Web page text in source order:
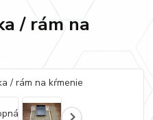
/ rám na